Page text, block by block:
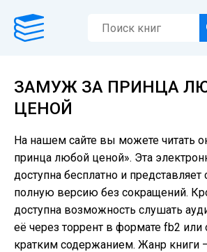
ЗАМУЖ ЗА ПРИНЦА
ЦЕНОЙ
На нашем сайте вы можете читать
принца любой ценой». Эта
доступна бесплатно и
полную версию без сокращений.
доступна возможность слушать
её через торрент в формате fb2 или
кратким содержанием. Жанр книги